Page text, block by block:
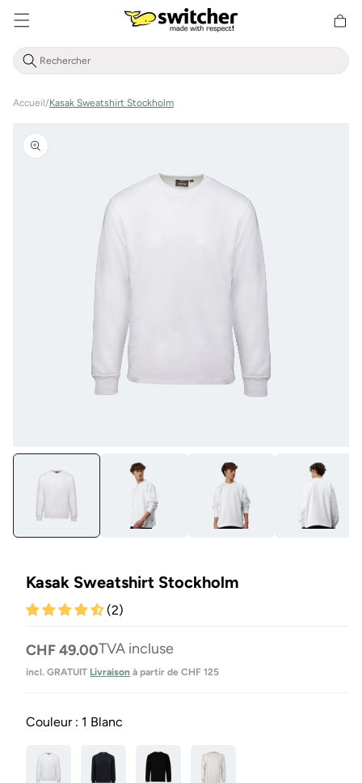
directement
d'achat
Accueil/Kasak Sweatshirt Stockholm
l'information
sur le
Ouvrir
média
Kasak Sweatshirt Stockholm
(2)
Prix
normal
CHF 49.00TVA incluse
incl. GRATUIT Livraison à partir de CHF 125
Couleur : 1 Blanc